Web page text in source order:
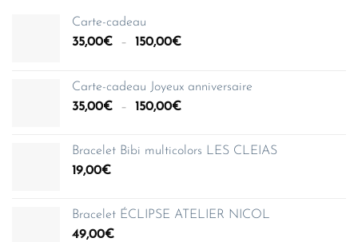
Carte-cadeau
35,00€ – 150,00€Plage
35,00€
à
Carte-cadeau Joyeux anniversaire
35,00€ – 150,00€Plage
35,00€
Bracelet Bibi multicolors LES CLEIAS
19,00€
Bracelet ÉCLIPSE ATELIER NICOL
49,00€